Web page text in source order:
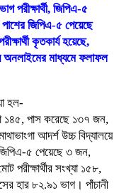
পরীক্ষার্থী, জিপিএ-৫
জিপিএ-৫ পেয়েছে
কৃতকার্য হয়েছে,
অনলাইমের মাধ্যমে ফলাফল
হল-
১৪৫, পাস করেছে ১৩৭ জন,
আদর্শ উচ্চ বিদ্যালয়ে
৫ পেয়েছে ৩ জন,
পরীক্ষার্থীর সংখ্যা ১৫৮,
হার ৮২.৯১ ভাগ। পাঁচানী